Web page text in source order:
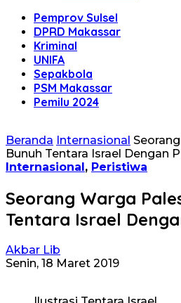
Pemprov Sulsel
DPRD Makassar
Kriminal
UNIFA
Sepakbola
PSM Makassar
Pemilu 2024
Beranda Internasional
Bunuh Tentara Israel Dengan
Internasional, Peristiwa
Seorang Warga
Tentara Israel
Akbar Lib
Senin, 18 Maret 2019